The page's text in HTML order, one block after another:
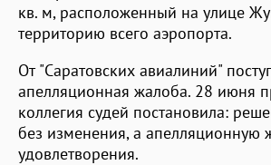
кв. м, расположенный на улице
территорию всего аэропорта.
От "Саратовских авиалиний"
апелляционная жалоба. 28 июня
коллегия судей постановила:
без изменения, а апелляционную
удовлетворения.